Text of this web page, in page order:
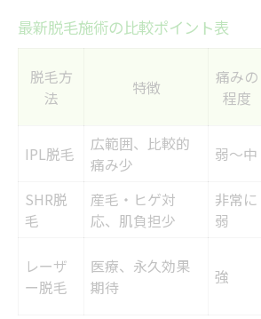
最新脱毛施術の比較ポイント表
脱毛方
法
特徴
痛みの
程度
IPL脱毛
広範囲、比較的
痛み少
弱～中
SHR脱
毛
産毛・ヒゲ対
応、肌負担少
非常に
弱
レーザ
ー脱毛
医療、永久効果
期待
強